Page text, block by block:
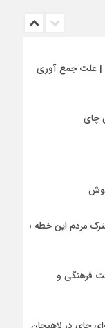
| علت جمع آوری
چای
مردم این خطه با
فرهنگی و